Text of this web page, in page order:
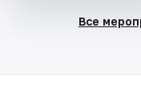
Все